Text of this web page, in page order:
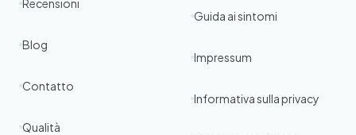
Recensioni
Blog
Contatto
Qualità
Guida ai sintomi
Impressum
Informativa sulla privacy